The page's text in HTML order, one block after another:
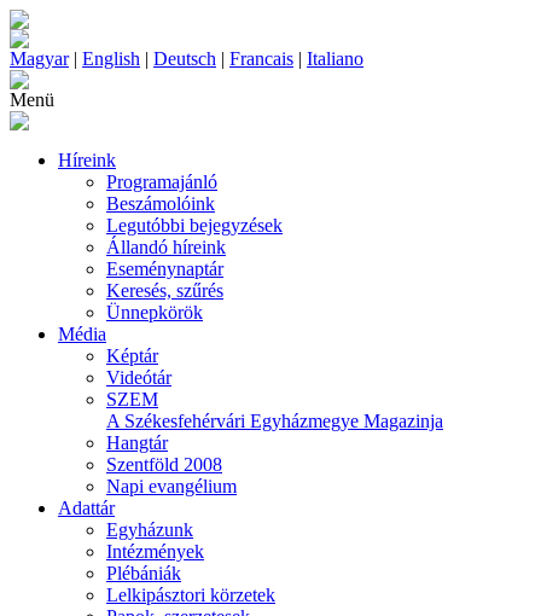
Magyar| English | Deutsch | Francais | Italiano
Menü
Híreink
Programajánló
Beszámolóink
Legutóbbi bejegyzések
Állandó híreink
Eseménynaptár
Keresés, szűrés
Ünnepkörök
Média
Képtár
Videótár
SZEM
A Székesfehérvári Egyházmegye Magazinja
Hangtár
Szentföld 2008
Napi evangélium
Adattár
Egyházunk
Intézmények
Plébániák
Lelkipásztori körzetek